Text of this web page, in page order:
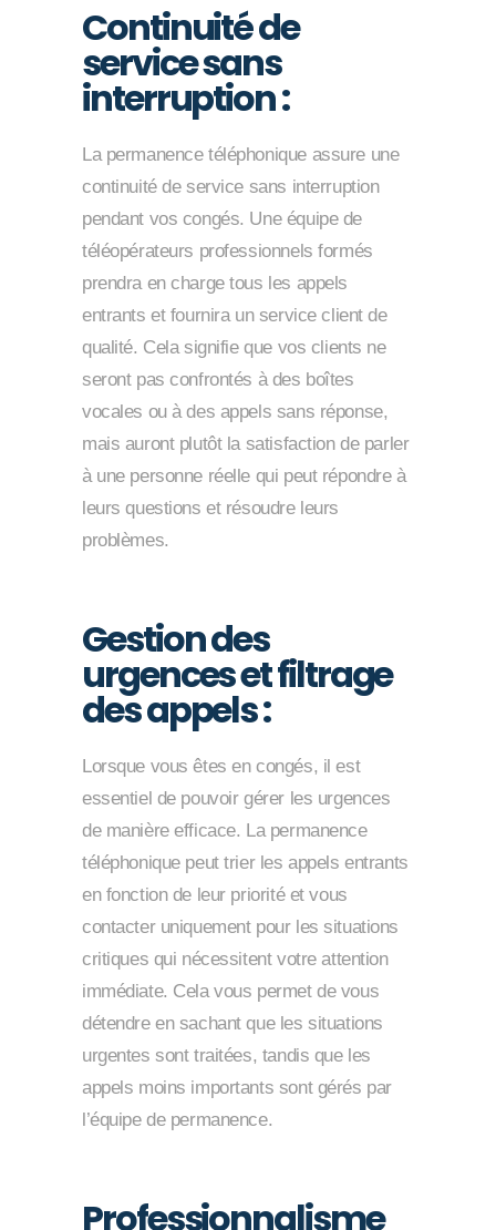
Continuité de
service sans
interruption :
La permanence téléphonique assure une
continuité de service sans interruption
pendant vos congés. Une équipe de
téléopérateurs professionnels formés
prendra en charge tous les appels
entrants et fournira un service client de
qualité. Cela signifie que vos clients ne
seront pas confrontés à des boîtes
vocales ou à des appels sans réponse,
mais auront plutôt la satisfaction de parler
à une personne réelle qui peut répondre à
leurs questions et résoudre leurs
problèmes.
Gestion des
urgences et filtrage
des appels :
Lorsque vous êtes en congés, il est
essentiel de pouvoir gérer les urgences
de manière efficace. La permanence
téléphonique peut trier les appels entrants
en fonction de leur priorité et vous
contacter uniquement pour les situations
critiques qui nécessitent votre attention
immédiate. Cela vous permet de vous
détendre en sachant que les situations
urgentes sont traitées, tandis que les
appels moins importants sont gérés par
l’équipe de permanence.
Professionnalisme